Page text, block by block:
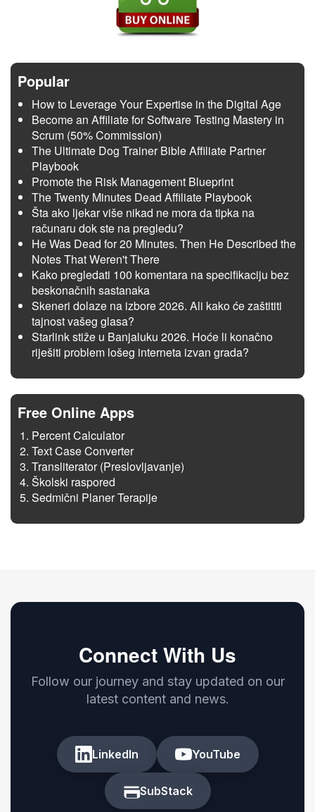
Popular
How to Leverage Your Expertise in the Digital Age
Become an Affiliate for Software Testing Mastery in
Scrum (50% Commission)
The Ultimate Dog Trainer Bible Affiliate Partner
Playbook
Promote the Risk Management Blueprint
The Twenty Minutes Dead Affiliate Playbook
Šta ako ljekar više nikad ne mora da tipka na
računaru dok ste na pregledu?
He Was Dead for 20 Minutes. Then He Described the
Notes That Weren't There
Kako pregledati 100 komentara na specifikaciju bez
beskonačnih sastanaka
Skeneri dolaze na izbore 2026. Ali kako će zaštititi
tajnost vašeg glasa?
Starlink stiže u Banjaluku 2026. Hoće li konačno
riješiti problem lošeg interneta izvan grada?
Free Online Apps
Percent Calculator
Text Case Converter
Transliterator (Preslovljavanje)
Školski raspored
Sedmični Planer Terapije
Connect With Us
Follow our journey and stay updated on our
latest content and news.
LinkedIn YouTube
SubStack